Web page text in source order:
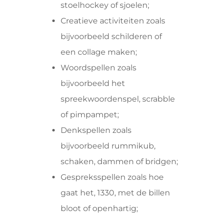
stoelhockey of sjoelen;
Creatieve activiteiten zoals
bijvoorbeeld schilderen of
een collage maken;
Woordspellen zoals
bijvoorbeeld het
spreekwoordenspel, scrabble
of pimpampet;
Denkspellen zoals
bijvoorbeeld rummikub,
schaken, dammen of bridgen;
Gespreksspellen zoals hoe
gaat het, 1330, met de billen
bloot of openhartig;